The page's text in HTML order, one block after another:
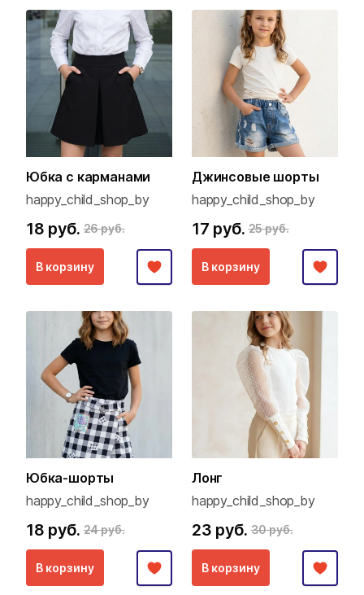
Юбка с карманами
happy_child_shop_by
18 руб. 26 руб.
В корзину
Джинсовые шорты
happy_child_shop_by
17 руб. 25 руб.
В корзину
Юбка-шорты
happy_child_shop_by
18 руб. 24 руб.
В корзину
Лонг
happy_child_shop_by
23 руб. 30 руб.
В корзину